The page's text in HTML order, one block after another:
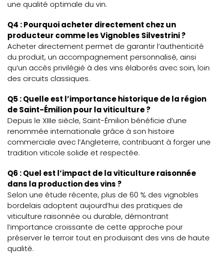
une qualité optimale du vin.
Q4 : Pourquoi acheter directement chez un
producteur comme les Vignobles Silvestrini ?
Acheter directement permet de garantir l’authenticité
du produit, un accompagnement personnalisé, ainsi
qu’un accès privilégié à des vins élaborés avec soin, loin
des circuits classiques.
Q5 : Quelle est l’importance historique de la région
de Saint-Émilion pour la viticulture ?
Depuis le XIIIe siècle, Saint-Émilion bénéficie d’une
renommée internationale grâce à son histoire
commerciale avec l’Angleterre, contribuant à forger une
tradition viticole solide et respectée.
Q6 : Quel est l’impact de la viticulture raisonnée
dans la production des vins ?
Selon une étude récente, plus de 60 % des vignobles
bordelais adoptent aujourd’hui des pratiques de
viticulture raisonnée ou durable, démontrant
l’importance croissante de cette approche pour
préserver le terroir tout en produisant des vins de haute
qualité.